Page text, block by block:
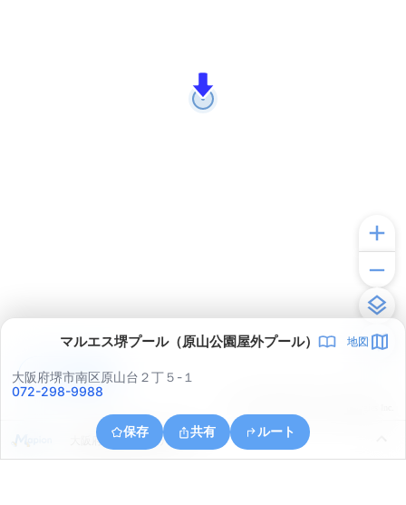
マルエス堺プール（原山公園屋外プール） 地図
大阪府堺市南区原山台２丁５-１
072-298-9988
保存 共有 ルート
大阪府堺市南区鉢ヶ峯寺
アプリで見る